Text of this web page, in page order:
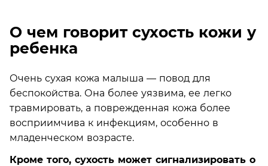
О чем говорит сухость кожи у
ребенка
Очень сухая кожа малыша — повод для
беспокойства. Она более уязвима, ее легко
травмировать, а поврежденная кожа более
восприимчива к инфекциям, особенно в
младенческом возрасте.
Кроме того, сухость может сигнализировать о